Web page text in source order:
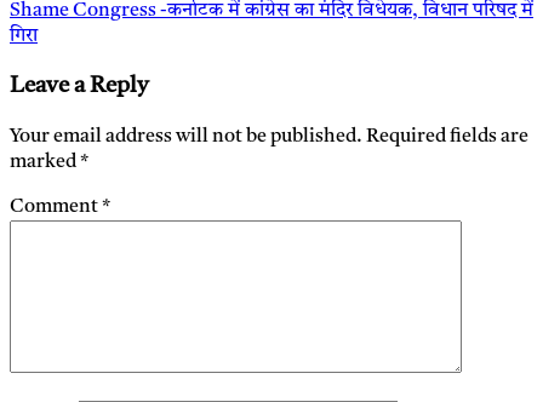
Shame Congress -कर्नाटक में कांग्रेस का मंदिर विधेयक, विधान परिषद में
गिरा
Leave a Reply
Your email address will not be published. Required fields are
marked*
Comment*